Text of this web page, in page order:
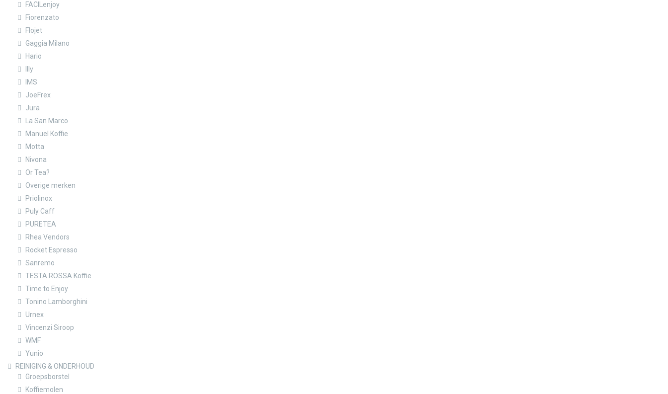
FACILenjoy
Fiorenzato
Flojet
Gaggia Milano
Hario
Illy
IMS
JoeFrex
Jura
La San Marco
Manuel Koffie
Motta
Nivona
Or Tea?
Overige merken
Priolinox
Puly Caff
PURETEA
Rhea Vendors
Rocket Espresso
Sanremo
TESTA ROSSA Koffie
Time to Enjoy
Tonino Lamborghini
Urnex
Vincenzi Siroop
WMF
Yunio
REINIGING & ONDERHOUD
Groepsborstel
Koffiemolen